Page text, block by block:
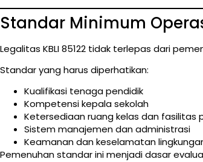
Standar Minimum
Legalitas KBLI 85122 tidak terlepas dari
Standar yang harus diperhatikan:
Kualifikasi tenaga pendidik
Kompetensi kepala sekolah
Ketersediaan ruang kelas dan fasilitas
Sistem manajemen dan administrasi
Keamanan dan keselamatan
Pemenuhan standar ini menjadi dasar